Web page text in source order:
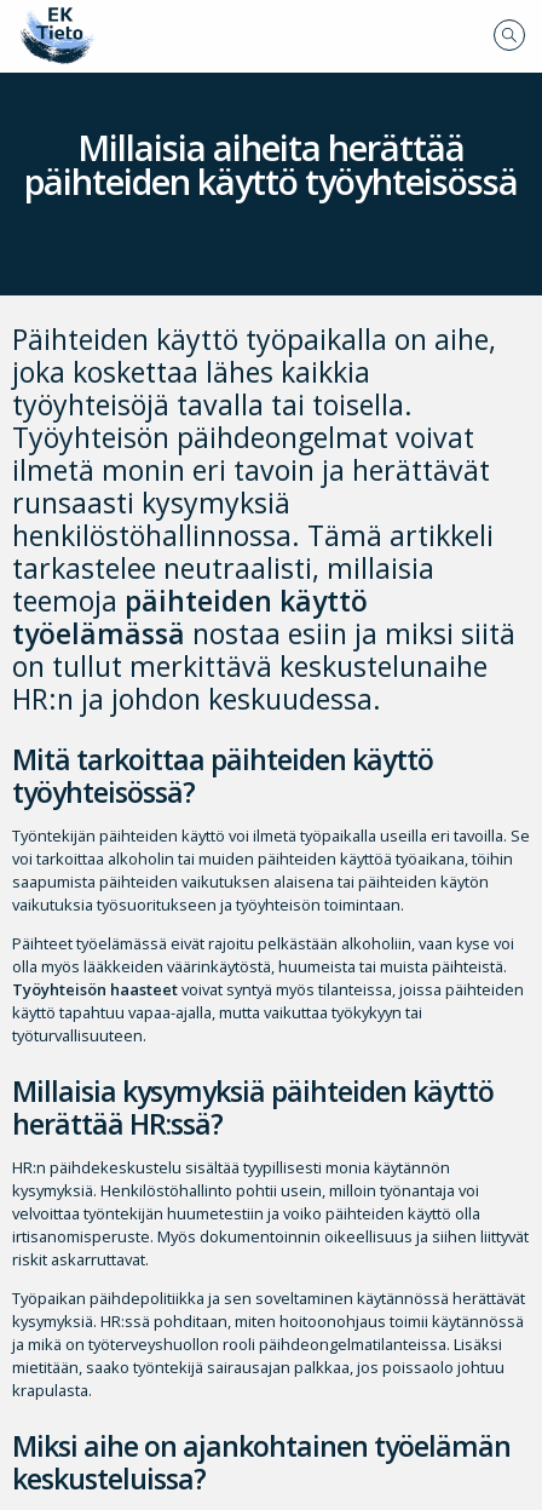
Millaisia aiheita herättää
päihteiden käyttö työyhteisössä
Päihteiden käyttö työpaikalla on aihe,
joka koskettaa lähes kaikkia
työyhteisöjä tavalla tai toisella.
Työyhteisön päihdeongelmat voivat
ilmetä monin eri tavoin ja herättävät
runsaasti kysymyksiä
henkilöstöhallinnossa. Tämä artikkeli
tarkastelee neutraalisti, millaisia
teemoja päihteiden käyttö
työelämässä nostaa esiin ja miksi siitä
on tullut merkittävä keskustelunaihe
HR:n ja johdon keskuudessa.
Mitä tarkoittaa päihteiden käyttö
työyhteisössä?
Työntekijän päihteiden käyttö voi ilmetä työpaikalla useilla eri tavoilla. Se
voi tarkoittaa alkoholin tai muiden päihteiden käyttöä työaikana, töihin
saapumista päihteiden vaikutuksen alaisena tai päihteiden käytön
vaikutuksia työsuoritukseen ja työyhteisön toimintaan.
Päihteet työelämässä eivät rajoitu pelkästään alkoholiin, vaan kyse voi
olla myös lääkkeiden väärinkäytöstä, huumeista tai muista päihteistä.
Työyhteisön haasteetvoivat syntyä myös tilanteissa, joissa päihteiden
käyttö tapahtuu vapaa-ajalla, mutta vaikuttaa työkykyyn tai
työturvallisuuteen.
Millaisia kysymyksiä päihteiden käyttö
herättää HR:ssä?
HR:n päihdekeskustelu sisältää tyypillisesti monia käytännön
kysymyksiä. Henkilöstöhallinto pohtii usein, milloin työnantaja voi
velvoittaa työntekijän huumetestiin ja voiko päihteiden käyttö olla
irtisanomisperuste. Myös dokumentoinnin oikeellisuus ja siihen liittyvät
riskit askarruttavat.
Työpaikan päihdepolitiikka ja sen soveltaminen käytännössä herättävät
kysymyksiä. HR:ssä pohditaan, miten hoitoonohjaus toimii käytännössä
ja mikä on työterveyshuollon rooli päihdeongelmatilanteissa. Lisäksi
mietitään, saako työntekijä sairausajan palkkaa, jos poissaolo johtuu
krapulasta.
Miksi aihe on ajankohtainen työelämän
keskusteluissa?